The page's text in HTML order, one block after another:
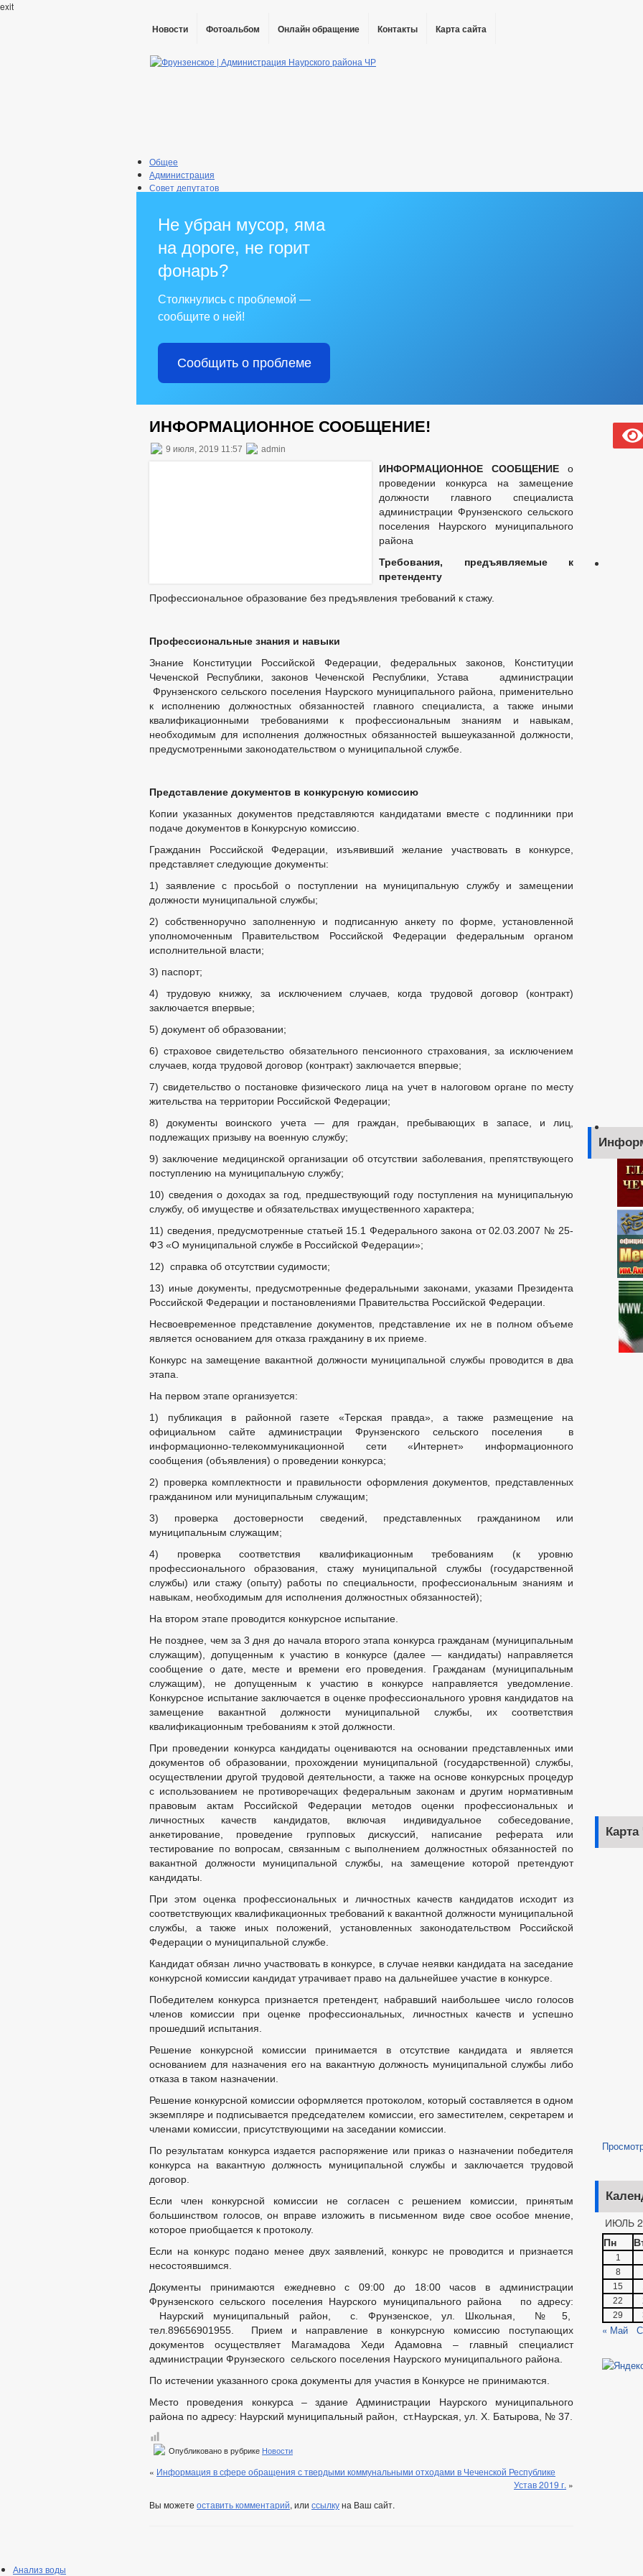
exit
Новости Фотоальбом Онлайн обращение Контакты Карта сайта
Общее
Администрация
Совет депутатов
Бюджет
Прием граждан
Не убран мусор, яма
на дороге, не горит
фонарь?
Столкнулись с проблемой —
сообщите о ней!
Сообщить о проблеме
ИНФОРМАЦИОННОЕ СООБЩЕНИЕ!
9 июля, 2019 11:57 admin
ИНФОРМАЦИОННОЕ СООБЩЕНИЕ о
проведении конкурса на замещение
должности главного специалиста
администрации Фрунзенского сельского
поселения Наурского муниципального
района
Требования, предъявляемые к
претенденту
Профессиональное образование без предъявления требований к стажу.
Профессиональные знания и навыки
Знание Конституции Российской Федерации, федеральных законов, Конституции
Чеченской Республики, законов Чеченской Республики, Устава администрации
Фрунзенского сельского поселения Наурского муниципального района, применительно
к исполнению должностных обязанностей главного специалиста, а также иными
квалификационными требованиями к профессиональным знаниям и навыкам,
необходимым для исполнения должностных обязанностей вышеуказанной должности,
предусмотренными законодательством о муниципальной службе.
Представление документов в конкурсную комиссию
Копии указанных документов представляются кандидатами вместе с подлинники при
подаче документов в Конкурсную комиссию.
Гражданин Российской Федерации, изъявивший желание участвовать в конкурсе,
представляет следующие документы:
1) заявление с просьбой о поступлении на муниципальную службу и замещении
должности муниципальной службы;
2) собственноручно заполненную и подписанную анкету по форме, установленной
уполномоченным Правительством Российской Федерации федеральным органом
исполнительной власти;
3) паспорт;
4) трудовую книжку, за исключением случаев, когда трудовой договор (контракт)
заключается впервые;
5) документ об образовании;
6) страховое свидетельство обязательного пенсионного страхования, за исключением
случаев, когда трудовой договор (контракт) заключается впервые;
7) свидетельство о постановке физического лица на учет в налоговом органе по месту
жительства на территории Российской Федерации;
8) документы воинского учета — для граждан, пребывающих в запасе, и лиц,
подлежащих призыву на военную службу;
9) заключение медицинской организации об отсутствии заболевания, препятствующего
поступлению на муниципальную службу;
10) сведения о доходах за год, предшествующий году поступления на муниципальную
службу, об имуществе и обязательствах имущественного характера;
11) сведения, предусмотренные статьей 15.1 Федерального закона от 02.03.2007 № 25-
ФЗ «О муниципальной службе в Российской Федерации»;
12) справка об отсутствии судимости;
13) иные документы, предусмотренные федеральными законами, указами Президента
Российской Федерации и постановлениями Правительства Российской Федерации.
Несвоевременное представление документов, представление их не в полном объеме
является основанием для отказа гражданину в их приеме.
Конкурс на замещение вакантной должности муниципальной службы проводится в два
этапа.
На первом этапе организуется:
1) публикация в районной газете «Терская правда», а также размещение на
официальном сайте администрации Фрунзенского сельского поселения в
информационно-телекоммуникационной сети «Интернет» информационного
сообщения (объявления) о проведении конкурса;
2) проверка комплектности и правильности оформления документов, представленных
гражданином или муниципальным служащим;
3) проверка достоверности сведений, представленных гражданином или
муниципальным служащим;
4) проверка соответствия квалификационным требованиям (к уровню
профессионального образования, стажу муниципальной службы (государственной
службы) или стажу (опыту) работы по специальности, профессиональным знаниям и
навыкам, необходимым для исполнения должностных обязанностей);
На втором этапе проводится конкурсное испытание.
Не позднее, чем за 3 дня до начала второго этапа конкурса гражданам (муниципальным
служащим), допущенным к участию в конкурсе (далее — кандидаты) направляется
сообщение о дате, месте и времени его проведения. Гражданам (муниципальным
служащим), не допущенным к участию в конкурсе направляется уведомление.
Конкурсное испытание заключается в оценке профессионального уровня кандидатов на
замещение вакантной должности муниципальной службы, их соответствия
квалификационным требованиям к этой должности.
При проведении конкурса кандидаты оцениваются на основании представленных ими
документов об образовании, прохождении муниципальной (государственной) службы,
осуществлении другой трудовой деятельности, а также на основе конкурсных процедур
с использованием не противоречащих федеральным законам и другим нормативным
правовым актам Российской Федерации методов оценки профессиональных и
личностных качеств кандидатов, включая индивидуальное собеседование,
анкетирование, проведение групповых дискуссий, написание реферата или
тестирование по вопросам, связанным с выполнением должностных обязанностей по
вакантной должности муниципальной службы, на замещение которой претендуют
кандидаты.
При этом оценка профессиональных и личностных качеств кандидатов исходит из
соответствующих квалификационных требований к вакантной должности муниципальной
службы, а также иных положений, установленных законодательством Российской
Федерации о муниципальной службе.
Кандидат обязан лично участвовать в конкурсе, в случае неявки кандидата на заседание
конкурсной комиссии кандидат утрачивает право на дальнейшее участие в конкурсе.
Победителем конкурса признается претендент, набравший наибольшее число голосов
членов комиссии при оценке профессиональных, личностных качеств и успешно
прошедший испытания.
Решение конкурсной комиссии принимается в отсутствие кандидата и является
основанием для назначения его на вакантную должность муниципальной службы либо
отказа в таком назначении.
Решение конкурсной комиссии оформляется протоколом, который составляется в одном
экземпляре и подписывается председателем комиссии, его заместителем, секретарем и
членами комиссии, присутствующими на заседании комиссии.
По результатам конкурса издается распоряжение или приказ о назначении победителя
конкурса на вакантную должность муниципальной службы и заключается трудовой
договор.
Если член конкурсной комиссии не согласен с решением комиссии, принятым
большинством голосов, он вправе изложить в письменном виде свое особое мнение,
которое приобщается к протоколу.
Если на конкурс подано менее двух заявлений, конкурс не проводится и признается
несостоявшимся.
Документы принимаются ежедневно с 09:00 до 18:00 часов в администрации
Фрунзенского сельского поселения Наурского муниципального района по адресу:
Наурский муниципальный район, с. Фрунзенское, ул. Школьная, № 5,
тел.89656901955. Прием и направление в конкурсную комиссию поступающих
документов осуществляет Магамадова Хеди Адамовна – главный специалист
администрации Фрунзеского сельского поселения Наурского муниципального района.
По истечении указанного срока документы для участия в Конкурсе не принимаются.
Место проведения конкурса – здание Администрации Наурского муниципального
района по адресу: Наурский муниципальный район, ст.Наурская, ул. Х. Батырова, № 37.
Опубликовано в рубрике Новости
« Информация в сфере обращения с твердыми коммунальными отходами в Чеченской Республике
Устав 2019 г. »
Вы можете оставить комментарий, или ссылкуна Ваш сайт.
ИЮЛЬ
Пн
1
8
15
22
29
« Май
Анализ воды